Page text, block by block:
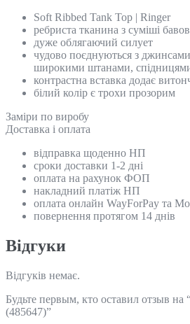
Soft Ribbed Tank Top | Ringer
ребриста тканина з суміші
дуже облягаючий силует
чудово поєднуються з
широкими штанами,
контрастна вставка додає
білий колір є трохи прозорим
Замiри по виробу
Доставка і оплата
відправка щоденно НП
сроки доставки 1-2 дні
оплата на рахунок ФОП
накладний платіж НП
оплата онлайн WayForPay та
повернення протягом 14 днів
Відгуки
Відгуків немає.
Будьте первым, кто оставил отзыв
(485647)”